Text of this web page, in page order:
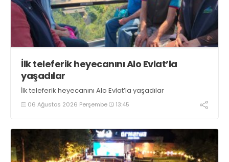
İlk teleferik heyecanını Alo Evlat’la
yaşadılar
İlk teleferik heyecanını Alo Evlat’la yaşadılar
06 Ağustos 2026 Perşembe 13:45